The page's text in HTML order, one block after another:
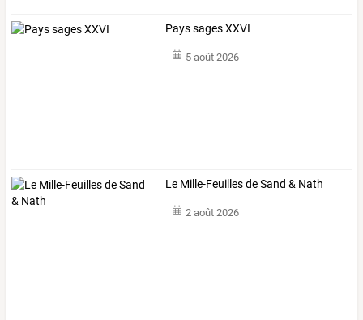
Pays sages XXVI
5 août 2026
Le Mille-Feuilles de Sand & Nath
2 août 2026